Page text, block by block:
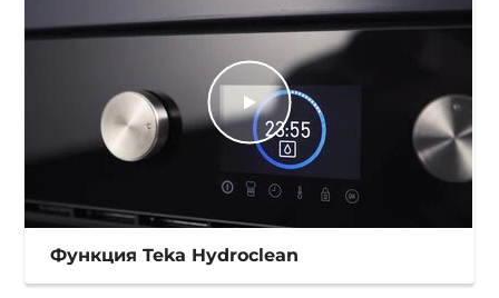
Функция Teka Hydroclean